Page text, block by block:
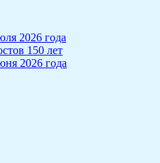
2026 года
150 лет
2026 года